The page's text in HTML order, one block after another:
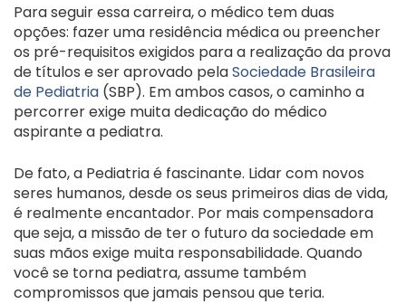
Para seguir essa carreira, o médico tem duas
opções: fazer uma residência médica ou preencher
os pré-requisitos exigidos para a realização da prova
de títulos e ser aprovado pelaSociedade Brasileira
de Pediatria (SBP). Em ambos casos, o caminho a
percorrer exige muita dedicação do médico
aspirante a pediatra.
De fato, a Pediatria é fascinante. Lidar com novos
seres humanos, desde os seus primeiros dias de vida,
é realmente encantador. Por mais compensadora
que seja, a missão de ter o futuro da sociedade em
suas mãos exige muita responsabilidade. Quando
você se torna pediatra, assume também
compromissos que jamais pensou que teria.